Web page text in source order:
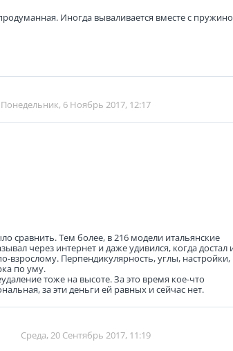
Иногда вываливается вместе с
Понедельник, 6 Ноябрь 2017, 12:17
сравнить. Тем более, в 216 модели итальянские
через интернет и даже удивился, когда достал
взрослому. Перпендикулярность, углы, настройки,
по уму.
тоже на высоте. За это время кое-что
за эти деньги ей равных и сейчас нет.
Среда, 20 Сентябрь 2017, 11:19